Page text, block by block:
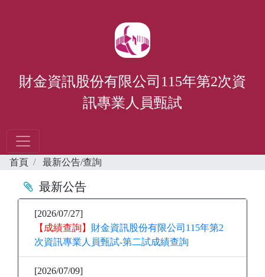
財金資訊股份有限公司115年第2次資
訊專業人員甄試
首頁 最新公告/查詢
最新公告
[2026/07/27]
【成績查詢】 財金資訊股份有限公司115年第2
次資訊專業人員甄試-第二試成績查詢
[2026/07/09]